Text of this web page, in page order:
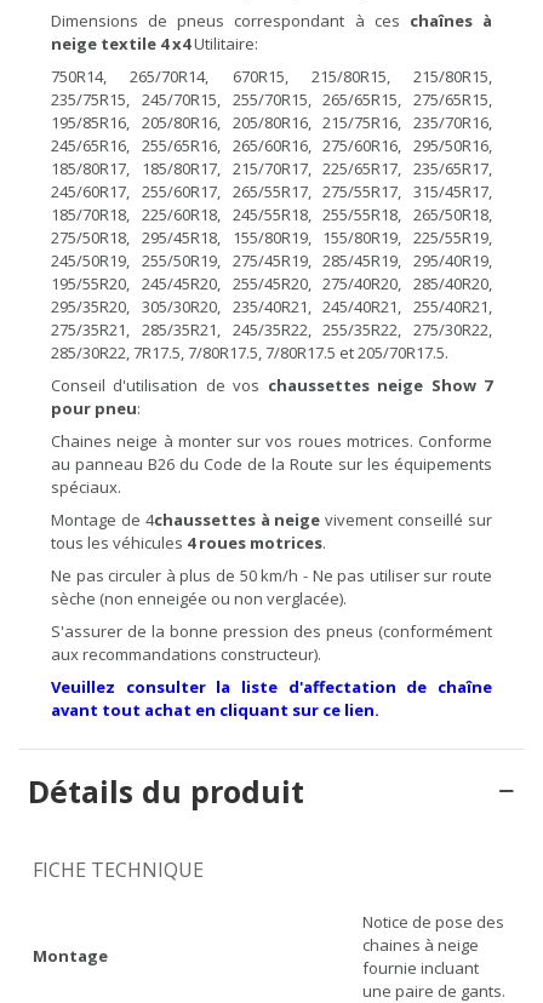
Dimensions de pneus correspondant à ces chaînesà
neige textile 4 x4Utilitaire:
750R14, 265/70R14, 670R15, 215/80R15, 215/80R15,
235/75R15, 245/70R15, 255/70R15, 265/65R15, 275/65R15,
195/85R16, 205/80R16, 205/80R16, 215/75R16, 235/70R16,
245/65R16, 255/65R16, 265/60R16, 275/60R16, 295/50R16,
185/80R17, 185/80R17, 215/70R17, 225/65R17, 235/65R17,
245/60R17, 255/60R17, 265/55R17, 275/55R17, 315/45R17,
185/70R18, 225/60R18, 245/55R18, 255/55R18, 265/50R18,
275/50R18, 295/45R18, 155/80R19, 155/80R19, 225/55R19,
245/50R19, 255/50R19, 275/45R19, 285/45R19, 295/40R19,
195/55R20, 245/45R20, 255/45R20, 275/40R20, 285/40R20,
295/35R20, 305/30R20, 235/40R21, 245/40R21, 255/40R21,
275/35R21, 285/35R21, 245/35R22, 255/35R22, 275/30R22,
285/30R22, 7R17.5, 7/80R17.5, 7/80R17.5 et 205/70R17.5.
Conseil d'utilisation de vos chaussettesneige Show 7
pour pneu:
Chaines neige à monter sur vos roues motrices. Conforme
au panneau B26 du Code de la Route sur les équipements
spéciaux.
Montage de 4chaussettes à neigevivement conseillé sur
tous les véhicules 4 roues motrices.
Ne pas circuler à plus de 50 km/h - Ne pas utiliser sur route
sèche (non enneigée ou non verglacée).
S'assurer de la bonne pression des pneus (conformément
aux recommandations constructeur).
Veuillez consulter la liste d'affectation de chaîne
avant tout achat en cliquant sur ce lien.
Détails du produit
FICHE TECHNIQUE
Montage
Notice de pose des
chaines à neige
fournie incluant
une paire de gants.